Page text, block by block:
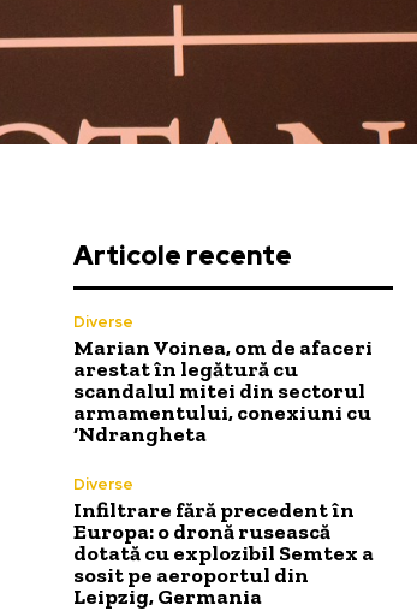
Articole recente
Diverse
Marian Voinea, om de afaceri
arestat în legătură cu
scandalul mitei din sectorul
armamentului, conexiuni cu
‘Ndrangheta
Diverse
Infiltrare fără precedent în
Europa: o dronă rusească
dotată cu explozibil Semtex a
sosit pe aeroportul din
Leipzig, Germania